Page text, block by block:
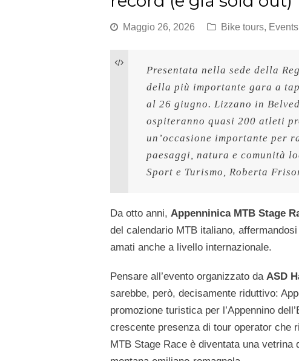
Maggio 26, 2026 Bike tours,
Presentata nella sede della
della più importante gara a
al 26 giugno. Lizzano in
ospiteranno quasi 200 atleti
un’occasione importante per
paesaggi, natura e comunità
Sport e Turismo, Roberta
Da otto anni, Appenninica MTB Stage
del calendario MTB italiano,
amati anche a livello internazionale.
Pensare all’evento organizzato da ASD
sarebbe, però, decisamente riduttivo:
promozione turistica per l’Appennino
crescente presenza di tour operator che
MTB Stage Race è diventata una vetrina